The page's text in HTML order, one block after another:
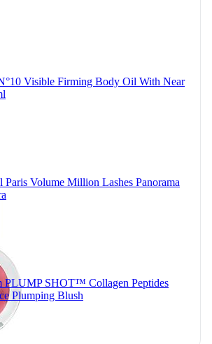
Visible Firming Body Oil With Near
Paris Volume Million Lashes Panorama
PLUMP SHOT™ Collagen Peptides
Plumping Blush